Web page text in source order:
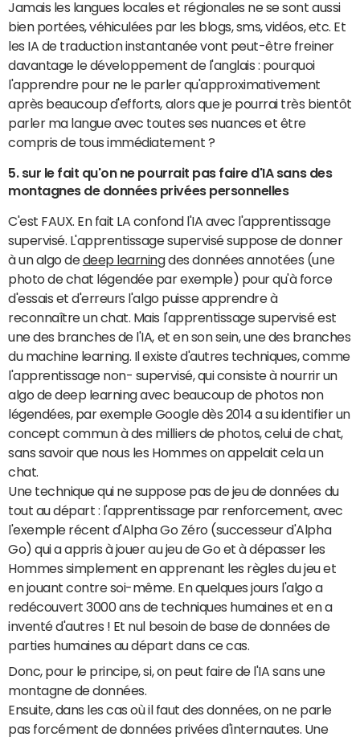
Jamais les langues locales et régionales ne se sont aussi
bien portées, véhiculées par les blogs, sms, vidéos, etc. Et
les IA de traduction instantanée vont peut-être freiner
davantage le développement de l'anglais : pourquoi
l'apprendre pour ne le parler qu'approximativement
après beaucoup d'efforts, alors que je pourrai très bientôt
parler ma langue avec toutes ses nuances et être
compris de tous immédiatement ?
5. sur le fait qu'on ne pourrait pas faire d'IA sans des
montagnes de données privées personnelles
C'est FAUX. En fait LA confond l'IA avec l'apprentissage
supervisé. L'apprentissage supervisé suppose de donner
à un algo dedeep learningdes données annotées (une
photo de chat légendée par exemple) pour qu'à force
d'essais et d'erreurs l'algo puisse apprendre à
reconnaître un chat. Mais l'apprentissage supervisé est
une des branches de l'IA, et en son sein, une des branches
du machine learning. Il existe d'autres techniques, comme
l'apprentissage non- supervisé, qui consiste à nourrir un
algo de deep learning avec beaucoup de photos non
légendées, par exemple Google dès 2014 a su identifier un
concept commun à des milliers de photos, celui de chat,
sans savoir que nous les Hommes on appelait cela un
chat.
Une technique qui ne suppose pas de jeu de données du
tout au départ : l'apprentissage par renforcement, avec
l'exemple récent d'Alpha Go Zéro (successeur d'Alpha
Go) qui a appris à jouer au jeu de Go et à dépasser les
Hommes simplement en apprenant les règles du jeu et
en jouant contre soi-même. En quelques jours l'algo a
redécouvert 3000 ans de techniques humaines et en a
inventé d'autres ! Et nul besoin de base de données de
parties humaines au départ dans ce cas.
Donc, pour le principe, si, on peut faire de l'IA sans une
montagne de données.
Ensuite, dans les cas où il faut des données, on ne parle
pas forcément de données privées d'internautes. Une